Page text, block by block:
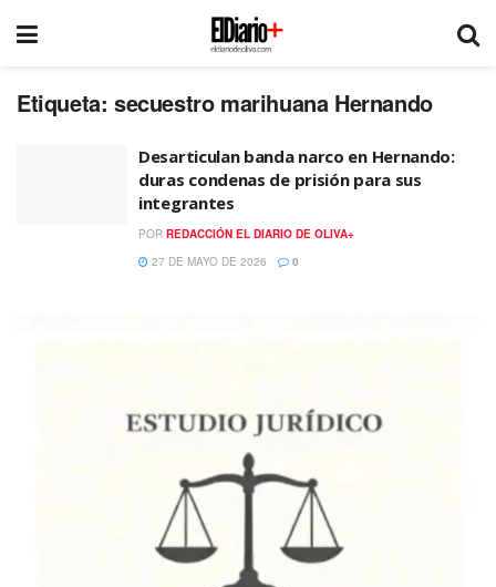
Etiqueta: secuestro marihuana Hernando
Desarticulan banda narco en Hernando:
duras condenas de prisión para sus
integrantes
POR REDACCIÓN EL DIARIO DE OLIVA+
27 DE MAYO DE 2026
0